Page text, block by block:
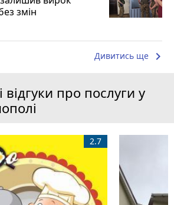
змін
Дивитись ще keyboard_arrow_right
відгуки про послуги у
2.7